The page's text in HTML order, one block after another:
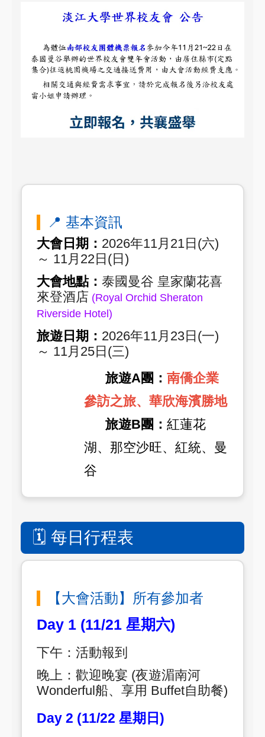
📍 基本資訊
大會日期： 2026年11月21日(六)
～ 11月22日(日)
大會地點： 泰國曼谷 皇家蘭花喜
來登酒店 (Royal Orchid Sheraton
Riverside Hotel)
旅遊日期： 2026年11月23日(一)
～ 11月25日(三)
旅遊A團： 南僑企業
參訪之旅、 華欣海濱勝地
旅遊B團： 紅蓮花
湖、那空沙旺、紅統、曼
谷
🗓️ 每日行程表
【大會活動】所有參加者
Day 1 (11/21 星期六)
下午：活動報到
晚上：歡迎晚宴 (夜遊湄南河
Wonderful船、享用 Buffet自助餐)
Day 2 (11/22 星期日)